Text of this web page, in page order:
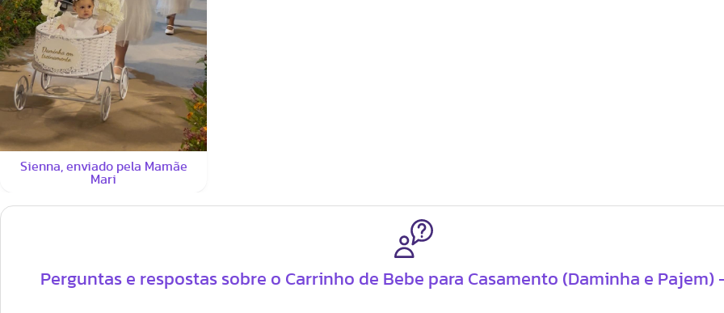
Sienna, enviado pela Mamãe
Mari
Perguntas e respostas sobre o Carrinho de Bebe para Casamento (Daminha e Pajem)